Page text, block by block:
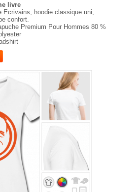
livre
Ecrivains, hoodie classique uni,
confort.
Premium Pour Hommes 80 %